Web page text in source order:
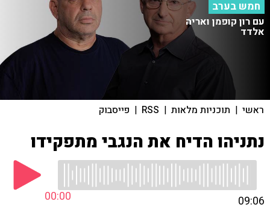
חמש בערב
עם רון קופמן ואריה
אלדד
ראשי | תוכניות מלאות |
RSS
| פייסבוק
נתניהו הדיח את הנגבי מתפקידו
00:00 09:06